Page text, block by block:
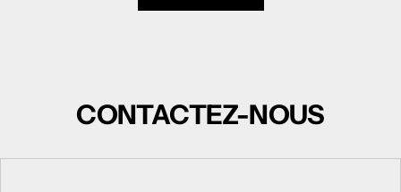
CONTACTEZ-NOUS